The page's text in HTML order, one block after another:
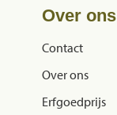
Over ons
Contact
Over ons
Erfgoedprijs